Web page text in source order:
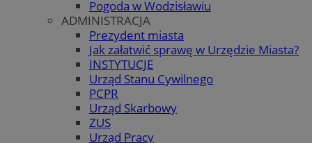
Pogoda w Wodzisławiu
ADMINISTRACJA
Prezydent miasta
Jak załatwić sprawę w Urzędzie Miasta?
INSTYTUCJE
Urząd Stanu Cywilnego
PCPR
Urząd Skarbowy
ZUS
Urząd Pracy